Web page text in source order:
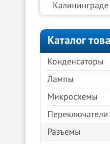
Каталог
Конденсаторы
Лампы
Микросхемы
Переключатели
Разъемы